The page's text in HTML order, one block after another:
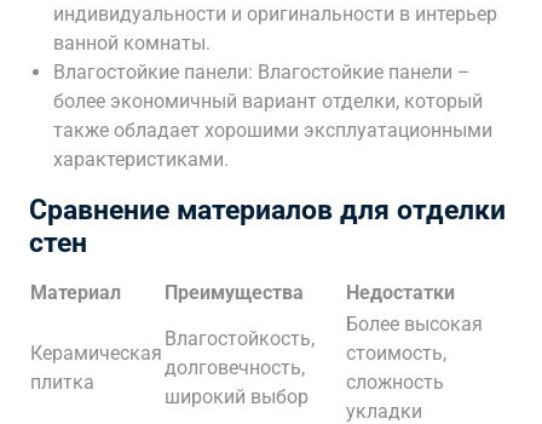
индивидуальности и оригинальности в интерьер
ванной комнаты.
Влагостойкие панели: Влагостойкие панели –
более экономичный вариант отделки, который
также обладает хорошими эксплуатационными
характеристиками.
Сравнение материалов для отделки
стен
Материал Преимущества Недостатки
Керамическая
плитка
Влагостойкость,
долговечность,
широкий выбор
Более высокая
стоимость,
сложность
укладки